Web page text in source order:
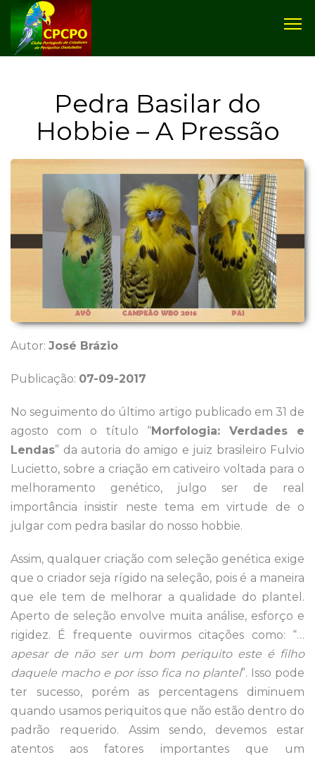
Pedra Basilar do
Hobbie – A Pressão
Autor: José Brázio
Publicação: 07-09-2017
No seguimento do último artigo publicado em 31 de
agosto com o título “Morfologia: Verdades e
Lendas” da autoria do amigo e juiz brasileiro Fulvio
Lucietto, sobre a criação em cativeiro voltada para o
melhoramento genético, julgo ser de real
importância insistir neste tema em virtude de o
julgar com pedra basilar do nosso hobbie.
Assim, qualquer criação com seleção genética exige
que o criador seja rígido na seleção, pois é a maneira
que ele tem de melhorar a qualidade do plantel.
Aperto de seleção envolve muita análise, esforço e
rigidez. É frequente ouvirmos citações como: “…
apesar de não ser um bom periquito este é filho
daquele macho e por isso fica no plantel”. Isso pode
ter sucesso, porém as percentagens diminuem
quando usamos periquitos que não estão dentro do
padrão requerido. Assim sendo, devemos estar
atentos aos fatores importantes que um